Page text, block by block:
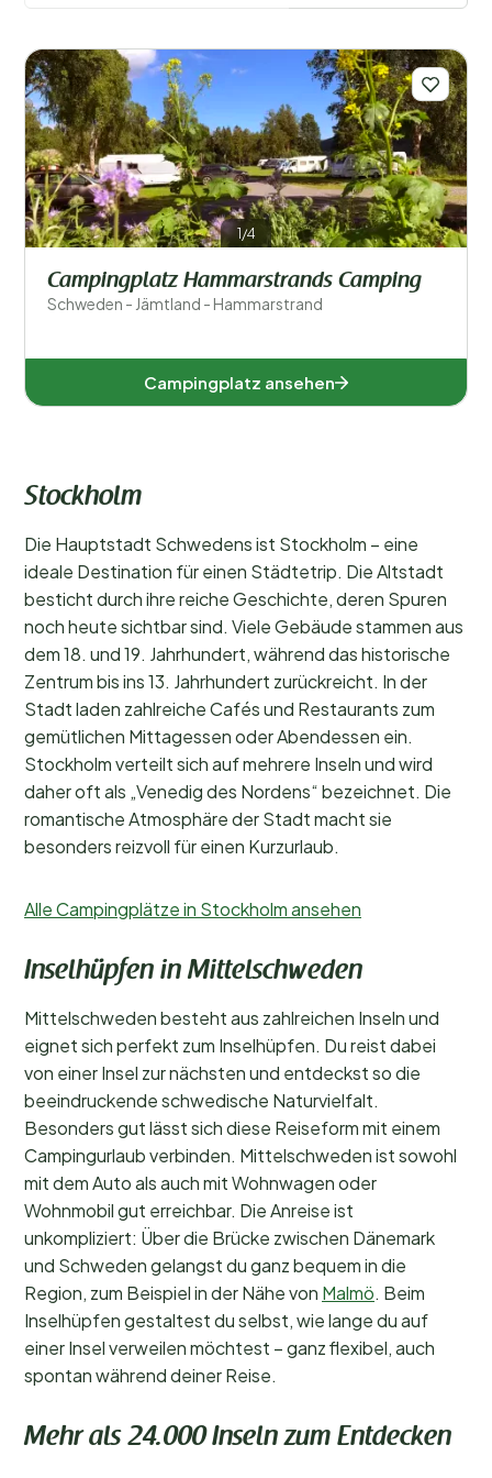
Beliebte Filter
Unterkunftstyp
Allgemein
Filter speichern
1/4
Campingplatz Hammarstrands Camping
Schweden - Jämtland - Hammarstrand
Campingplatz ansehen
Stockholm
Die Hauptstadt Schwedens ist Stockholm – eine
ideale Destination für einen Städtetrip. Die Altstadt
besticht durch ihre reiche Geschichte, deren Spuren
noch heute sichtbar sind. Viele Gebäude stammen aus
dem 18. und 19. Jahrhundert, während das historische
Zentrum bis ins 13. Jahrhundert zurückreicht. In der
Stadt laden zahlreiche Cafés und Restaurants zum
gemütlichen Mittagessen oder Abendessen ein.
Stockholm verteilt sich auf mehrere Inseln und wird
daher oft als „Venedig des Nordens“ bezeichnet. Die
romantische Atmosphäre der Stadt macht sie
besonders reizvoll für einen Kurzurlaub.
Alle Campingplätze in Stockholm ansehen
Inselhüpfen in Mittelschweden
Mittelschweden besteht aus zahlreichen Inseln und
eignet sich perfekt zum Inselhüpfen. Du reist dabei
von einer Insel zur nächsten und entdeckst so die
beeindruckende schwedische Naturvielfalt.
Besonders gut lässt sich diese Reiseform mit einem
Campingurlaub verbinden. Mittelschweden ist sowohl
mit dem Auto als auch mit Wohnwagen oder
Wohnmobil gut erreichbar. Die Anreise ist
unkompliziert: Über die Brücke zwischen Dänemark
und Schweden gelangst du ganz bequem in die
Region, zum Beispiel in der Nähe von Malmö. Beim
Inselhüpfen gestaltest du selbst, wie lange du auf
einer Insel verweilen möchtest – ganz flexibel, auch
spontan während deiner Reise.
Mehr als 24.000 Inseln zum Entdecken